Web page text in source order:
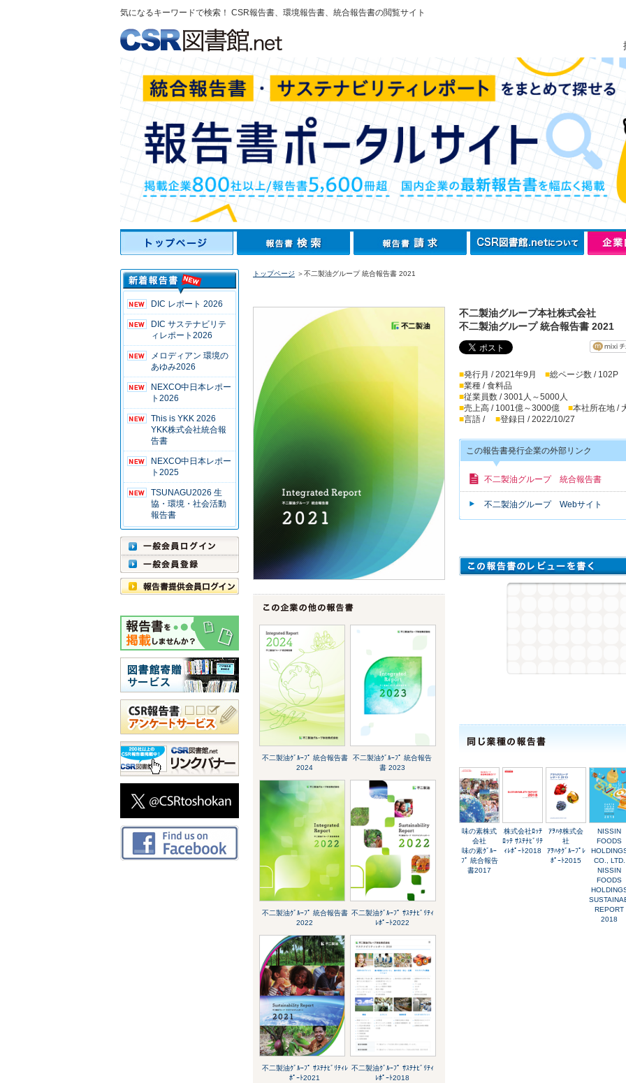
気になるキーワードで検索！ CSR報告書、環境報告書、統合報告書の閲覧サイト
DIC レポート 2026
DIC サステナビリテ
ィレポート2026
メロディアン 環境の
あゆみ2026
NEXCO中日本レポー
ト2026
This is YKK 2026
YKK株式会社統合報
告書
NEXCO中日本レポー
ト2025
TSUNAGU2026 生
協・環境・社会活動
報告書
トップページ ＞不二製油グループ 統合報告書 2021
不二製油ｸﾞﾙｰﾌﾟ 統合報告書
2024
不二製油ｸﾞﾙｰﾌﾟ 統合報告
書 2023
不二製油ｸﾞﾙｰﾌﾟ 統合報告書
2022
不二製油ｸﾞﾙｰﾌﾟ ｻｽﾃﾅﾋﾞﾘﾃｨ
ﾚﾎﾟｰﾄ2022
不二製油ｸﾞﾙｰﾌﾟ ｻｽﾃﾅﾋﾞﾘﾃｨﾚ
ﾎﾟｰﾄ2021
不二製油ｸﾞﾙｰﾌﾟ ｻｽﾃﾅﾋﾞﾘﾃｨ
ﾚﾎﾟｰﾄ2018
不二製油グループ本社株式会社
不二製油グループ 統合報告書 2021
■発行月 / 2021年9月 ■総ページ数 / 102P
■業種 / 食料品
■従業員数 / 3001人～5000人
■売上高 / 1001億～3000億 ■本社所在地 /
■言語 / ■登録日 / 2022/10/27
この報告書発行企業の外部リンク
不二製油グループ 統合報告書
不二製油グループ Webサイト
味の素株式
会社
味の素ｸﾞﾙｰ
ﾌﾟ 統合報告
書2017
株式会社ﾛｯﾃ
ﾛｯﾃ ｻｽﾃﾅﾋﾞﾘﾃ
ｨﾚﾎﾟｰﾄ2018
ｱｦﾊﾀ株式会
社
ｱｦﾊﾀｸﾞﾙｰﾌﾟﾚ
ﾎﾟｰﾄ2015
NISSIN
FOODS
CO., LTD.
NISSIN
FOODS
REPORT
2018